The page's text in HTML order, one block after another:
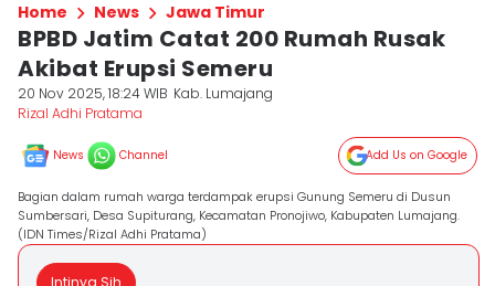
Home News Jawa Timur
BPBD Jatim Catat 200 Rumah Rusak
Akibat Erupsi Semeru
20 Nov 2025, 18:24 WIB Kab. Lumajang
Rizal Adhi Pratama
News Channel Add Us on Google
Bagian dalam rumah warga terdampak erupsi Gunung Semeru di Dusun
Sumbersari, Desa Supiturang, Kecamatan Pronojiwo, Kabupaten Lumajang.
(IDN Times/Rizal Adhi Pratama)
Intinya Sih